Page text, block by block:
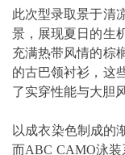
此次型录取景于清
景，展现夏日的生
充满热带风情的棕
的古巴领衬衫，这
了实穿性能与大胆
以成衣染色制成的
而ABC CAMO泳